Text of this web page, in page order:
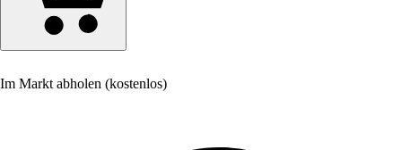
Im Markt abholen (kostenlos)